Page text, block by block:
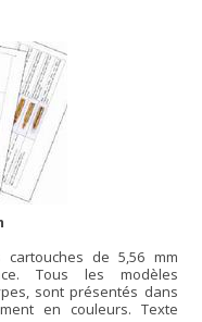
de 5,56 mm
Tous les modèles
sont présentés dans
en couleurs. Texte